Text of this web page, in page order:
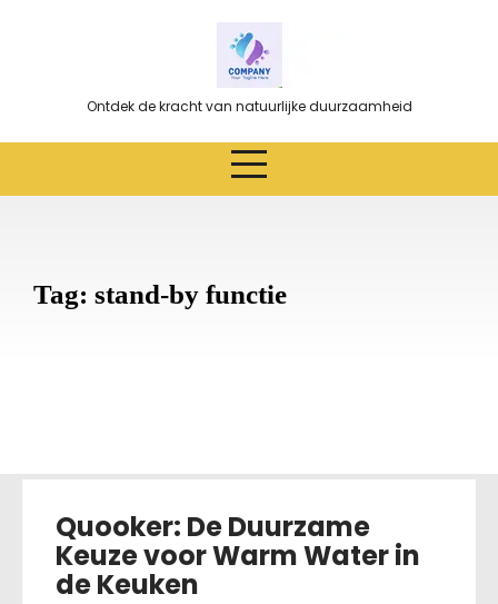
Ontdek de kracht van natuurlijke duurzaamheid
Tag: stand-by functie
Quooker: De Duurzame
Keuze voor Warm Water in
de Keuken